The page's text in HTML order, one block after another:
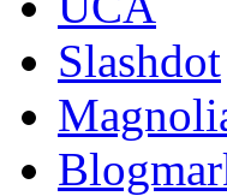
Slashdot